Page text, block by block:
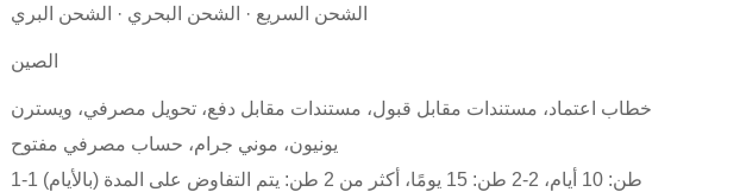
الشحن السريع · الشحن البحري · الشحن البري
الصين
خطاب اعتماد، مستندات مقابل قبول، مستندات مقابل دفع، تحويل مصرفي، ويسترن
يونيون، موني جرام، حساب مصرفي مفتوح
1-1 طن: 10 أيام، 2-2 طن: 15 يومًا، أكثر من 2 طن: يتم التفاوض على المدة (بالأيام)